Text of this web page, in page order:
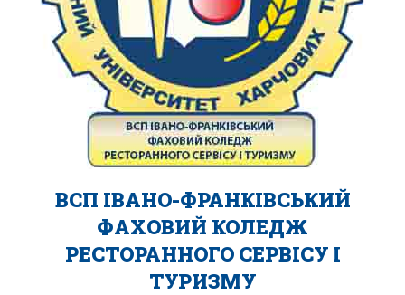
ВСП ІВАНО-ФРАНКІВСЬКИЙ
ФАХОВИЙ КОЛЕДЖ
РЕСТОРАННОГО СЕРВІСУ І
ТУРИЗМУ